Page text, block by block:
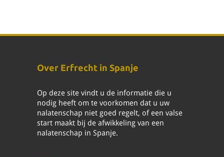
Over Erfrecht in Spanje
Op deze site vindt u de informatie die u
nodig heeft om te voorkomen dat u uw
nalatenschap niet goed regelt, of een valse
start maakt bij de afwikkeling van een
nalatenschap in Spanje.